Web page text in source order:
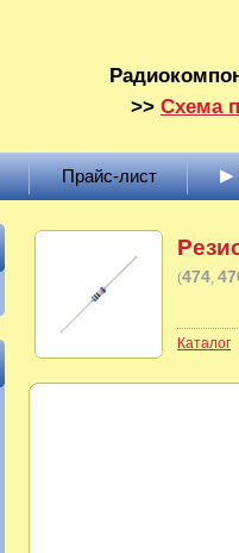
>> Схема
Прайс-лист ▶
(474
Каталог